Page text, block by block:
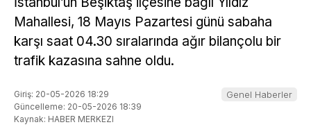
Mahallesi, 18 Mayıs Pazartesi günü sabaha
karşı saat 04.30 sıralarında ağır bilançolu bir
trafik kazasına sahne oldu.
Giriş: 20-05-2026 18:29
Güncelleme: 20-05-2026 18:39
Kaynak: HABER MERKEZI
Genel Haberler